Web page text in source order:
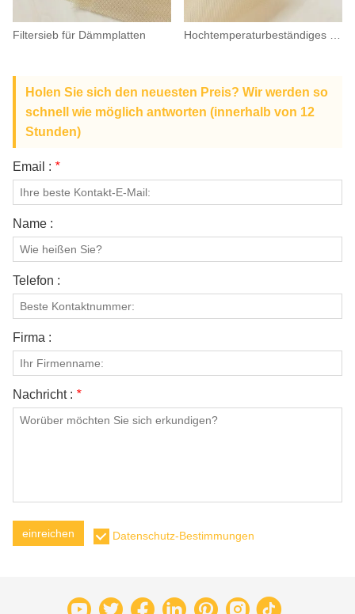
Filtersieb für Dämmplatten
Holen Sie sich den neuesten Preis? Wir werden so
schnell wie möglich antworten (innerhalb von 12
Stunden)
Email : *
Name :
Telefon :
Firma :
Nachricht : *
einreichen Datenschutz-Bestimmungen